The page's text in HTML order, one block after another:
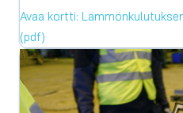
Avaa kortti:
(pdf)